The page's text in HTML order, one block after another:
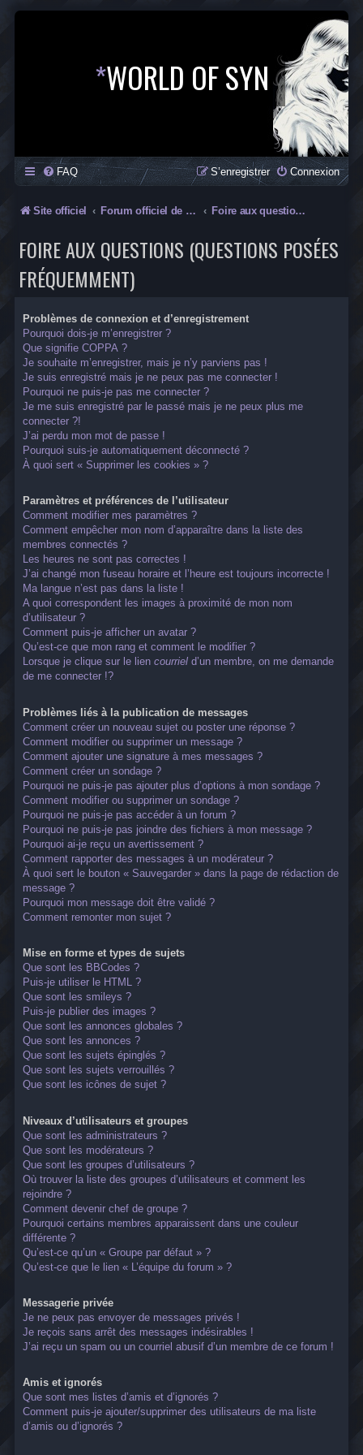
*WORLD OF SYN
FAQ Connexion
S’enregistrer
Site officiel Forum officiel de la Saga SYN Foire aux questions (Questions posées fréquemment)
FOIRE AUX QUESTIONS (QUESTIONS POSÉES
FRÉQUEMMENT)
Problèmes de connexion et d’enregistrement
Pourquoi dois-je m’enregistrer ?
Que signifie COPPA ?
Je souhaite m’enregistrer, mais je n’y parviens pas !
Je suis enregistré mais je ne peux pas me connecter !
Pourquoi ne puis-je pas me connecter ?
Je me suis enregistré par le passé mais je ne peux plus me
connecter ?!
J’ai perdu mon mot de passe !
Pourquoi suis-je automatiquement déconnecté ?
À quoi sert « Supprimer les cookies » ?
Paramètres et préférences de l’utilisateur
Comment modifier mes paramètres ?
Comment empêcher mon nom d’apparaître dans la liste des
membres connectés ?
Les heures ne sont pas correctes !
J’ai changé mon fuseau horaire et l’heure est toujours incorrecte !
Ma langue n’est pas dans la liste !
A quoi correspondent les images à proximité de mon nom
d’utilisateur ?
Comment puis-je afficher un avatar ?
Qu’est-ce que mon rang et comment le modifier ?
Lorsque je clique sur le lien courriel d’un membre, on me demande
de me connecter !?
Problèmes liés à la publication de messages
Comment créer un nouveau sujet ou poster une réponse ?
Comment modifier ou supprimer un message ?
Comment ajouter une signature à mes messages ?
Comment créer un sondage ?
Pourquoi ne puis-je pas ajouter plus d’options à mon sondage ?
Comment modifier ou supprimer un sondage ?
Pourquoi ne puis-je pas accéder à un forum ?
Pourquoi ne puis-je pas joindre des fichiers à mon message ?
Pourquoi ai-je reçu un avertissement ?
Comment rapporter des messages à un modérateur ?
À quoi sert le bouton « Sauvegarder » dans la page de rédaction de
message ?
Pourquoi mon message doit être validé ?
Comment remonter mon sujet ?
Mise en forme et types de sujets
Que sont les BBCodes ?
Puis-je utiliser le HTML ?
Que sont les smileys ?
Puis-je publier des images ?
Que sont les annonces globales ?
Que sont les annonces ?
Que sont les sujets épinglés ?
Que sont les sujets verrouillés ?
Que sont les icônes de sujet ?
Niveaux d’utilisateurs et groupes
Que sont les administrateurs ?
Que sont les modérateurs ?
Que sont les groupes d’utilisateurs ?
Où trouver la liste des groupes d’utilisateurs et comment les
rejoindre ?
Comment devenir chef de groupe ?
Pourquoi certains membres apparaissent dans une couleur
différente ?
Qu’est-ce qu’un « Groupe par défaut » ?
Qu’est-ce que le lien « L’équipe du forum » ?
Messagerie privée
Je ne peux pas envoyer de messages privés !
Je reçois sans arrêt des messages indésirables !
J’ai reçu un spam ou un courriel abusif d’un membre de ce forum !
Amis et ignorés
Que sont mes listes d’amis et d’ignorés ?
Comment puis-je ajouter/supprimer des utilisateurs de ma liste
d’amis ou d’ignorés ?